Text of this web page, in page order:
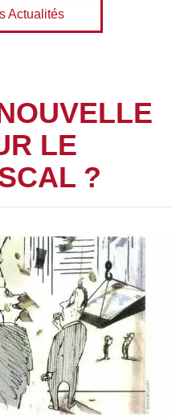
Actualités
LE
?